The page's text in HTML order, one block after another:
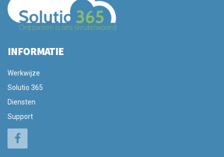
INFORMATIE
Werkwijze
Solutio 365
Diensten
Support